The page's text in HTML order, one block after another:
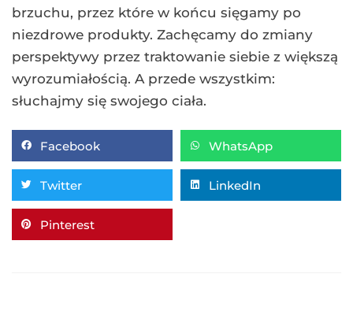
brzuchu, przez które w końcu sięgamy po
niezdrowe produkty. Zachęcamy do zmiany
perspektywy przez traktowanie siebie z większą
wyrozumiałością. A przede wszystkim:
słuchajmy się swojego ciała.
Facebook WhatsApp
Twitter LinkedIn
Pinterest